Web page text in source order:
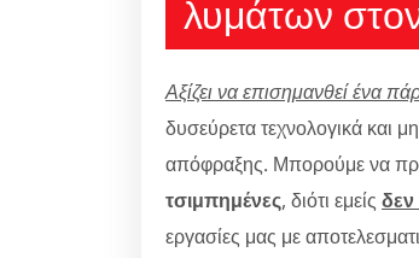
λυμάτων
Αξίζει να επισημανθεί ένα
δυσεύρετα τεχνολογικά και
απόφραξης. Μπορούμε να
τσιμπημένες, διότι εμείς δεν
εργασίες μας με